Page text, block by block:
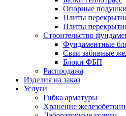
Опорные подушки
Плиты
Плиты
Строительство
Фундаментные
Сваи забивные
Блоки ФБП
Распродажа
Изделия на заказ
Услуги
Гибка арматуры
Хранение